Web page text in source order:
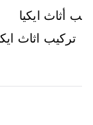
ب أثاث ايكيا